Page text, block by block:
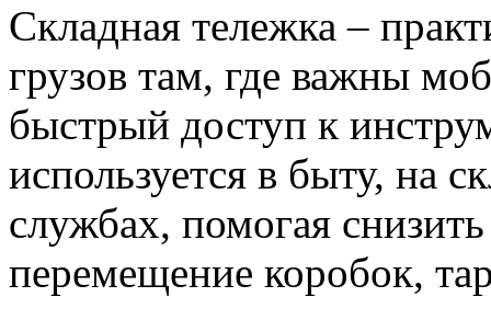
Складная тележка –
грузов там, где важны
быстрый доступ к
используется в быту, на
службах, помогая
перемещение коробок,